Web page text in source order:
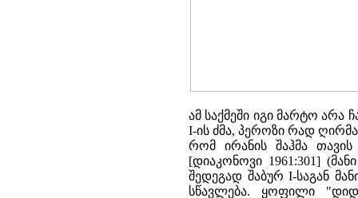
ამ საქმეში იგი მარტო არა
I-ის ძმა, პეროზი რად
რომ ირანის შაჰმა
[დიაკონოვი 1961:301]
შედეგად შაბურ I-საგან
სწავლება. ყოფილი